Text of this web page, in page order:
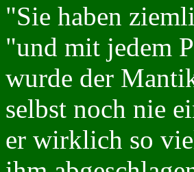
"Sie haben
"und mit jedem
wurde der
selbst noch nie
er wirklich so